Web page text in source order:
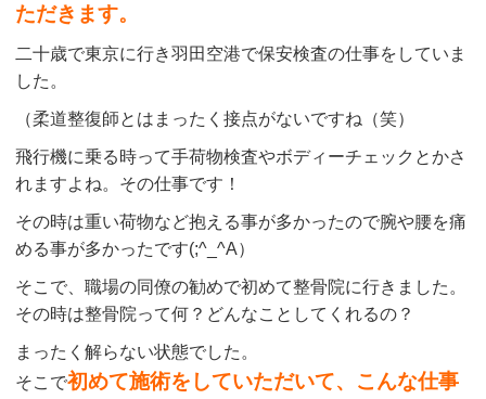
ただきます。
二十歳で東京に行き羽田空港で保安検査の仕事をしていま
した。
（柔道整復師とはまったく接点がないですね（笑）
飛行機に乗る時って手荷物検査やボディーチェックとかさ
れますよね。その仕事です！
その時は重い荷物など抱える事が多かったので腕や腰を痛
める事が多かったです(;^_^A）
そこで、職場の同僚の勧めで初めて整骨院に行きました。
その時は整骨院って何？どんなことしてくれるの？
まったく解らない状態でした。
そこで初めて施術をしていただいて、こんな仕事